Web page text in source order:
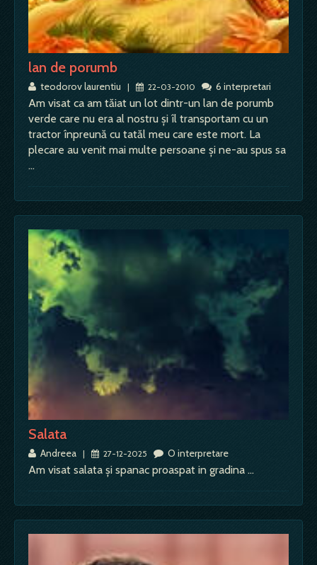
lan de porumb
teodorov laurentiu | 22-03-2010 6 interpretari
Am visat ca am tăiat un lot dintr-un lan de porumb
verde care nu era al nostru şi îl transportam cu un
tractor înpreună cu tatăl meu care este mort. La
plecare au venit mai multe persoane şi ne-au spus sa
…
Salata
Andreea | 27-12-2025 O interpretare
Am visat salata și spanac proaspat in gradina …